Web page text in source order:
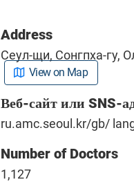
Address
Сеул-щи, Сонгпха-гу,
View on Map
Веб-сайт или SNS-
ru.amc.seoul.kr/gb/
Number of Doctors
1,127